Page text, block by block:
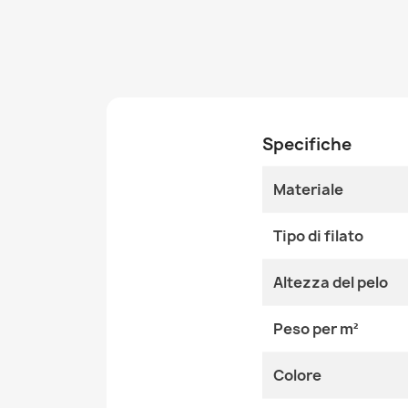
Specifiche
Materiale
Tipo di filato
Altezza del pelo
Peso per m²
Colore